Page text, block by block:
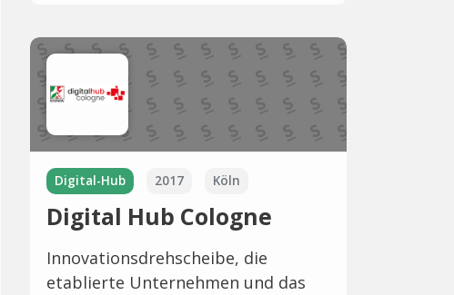
Digital-Hub 2017 Köln
Digital Hub Cologne
Innovationsdrehscheibe, die
etablierte Unternehmen und das